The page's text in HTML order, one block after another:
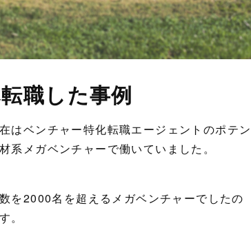
職した事例
ベンチャー特化転職エージェントのポテン
系メガベンチャーで働いていました。
を2000名を超えるメガベンチャーでしたの
。